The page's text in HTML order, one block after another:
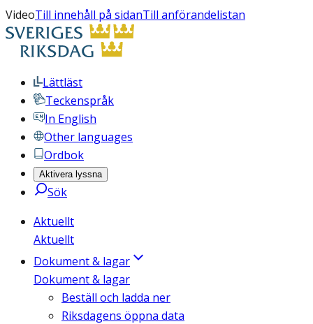
VideoTill innehåll på sidanTill anförandelistan
Lättläst
Teckenspråk
In English
Other languages
Ordbok
Aktivera lyssna
Sök
Aktuellt
Aktuellt
Dokument & lagar
Dokument & lagar
Beställ och ladda ner
Riksdagens öppna data